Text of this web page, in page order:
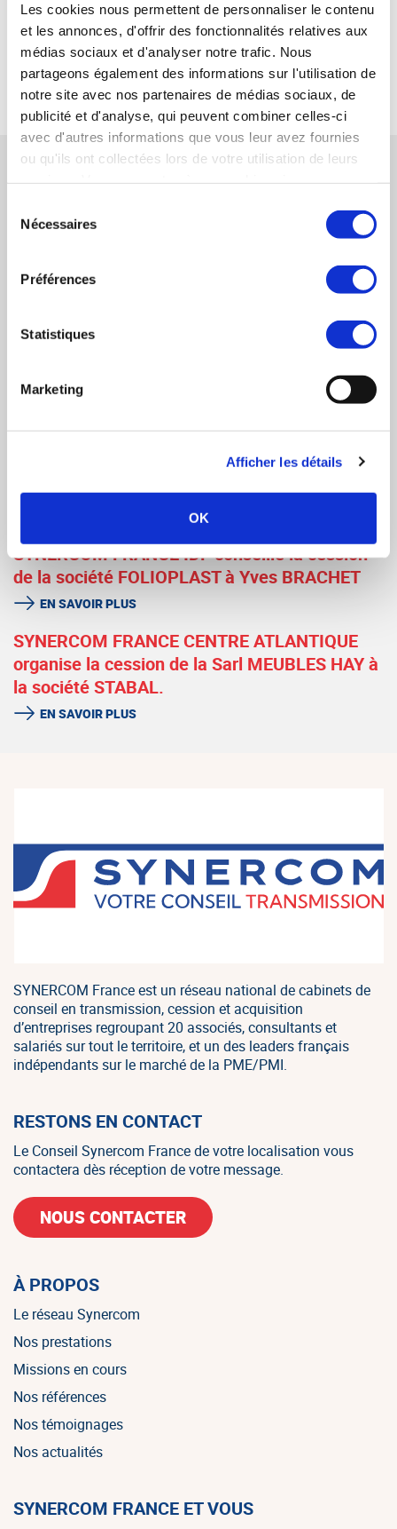
Les cookies nous permettent de personnaliser le contenu
et les annonces, d'offrir des fonctionnalités relatives aux
médias sociaux et d'analyser notre trafic. Nous
partageons également des informations sur l'utilisation de
notre site avec nos partenaires de médias sociaux, de
publicité et d'analyse, qui peuvent combiner celles-ci
avec d'autres informations que vous leur avez fournies
ou qu'ils ont collectées lors de votre utilisation de leurs
Nécessaires
Préférences
Statistiques
Marketing
Afficher les détails
OK
SYNERCOM AUVERGNE / RHÔNE-ALPES
RETOUR
RÉFÉRENCES CONNEXES
SYNERCOM FRANCE SUD EST organise la
EN SAVOIR PLUS
cession du groupe CBH à la SARL NIZAN
EN SAVOIR PLUS
FOURNITURES INDUSTRIELLES aux
Établissements LE TINIER MORIN LTM 35.
SYNERCOM FRANCE IDF conseille la cession
de la société FOLIOPLAST à Yves BRACHET
EN SAVOIR PLUS
SYNERCOM FRANCE CENTRE ATLANTIQUE
organise la cession de la Sarl MEUBLES HAY à
la société STABAL.
EN SAVOIR PLUS
SYNERCOM France est un réseau national de cabinets de
conseil en transmission, cession et acquisition
d’entreprises regroupant 20 associés, consultants et
salariés sur tout le territoire, et un des leaders français
indépendants sur le marché de la PME/PMI.
RESTONS EN CONTACT
Le Conseil Synercom France de votre localisation vous
contactera dès réception de votre message.
NOUS CONTACTER
À PROPOS
Le réseau Synercom
Nos prestations
Missions en cours
Nos références
Nos témoignages
Nos actualités
SYNERCOM FRANCE ET VOUS